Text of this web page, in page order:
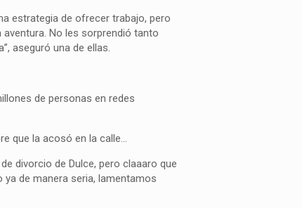
estrategia de ofrecer trabajo, pero
No les sorprendió tanto
aseguró una de ellas.
de personas en redes
que la acosó en la calle…
divorcio de Dulce, pero claaaro que
ya de manera seria, lamentamos